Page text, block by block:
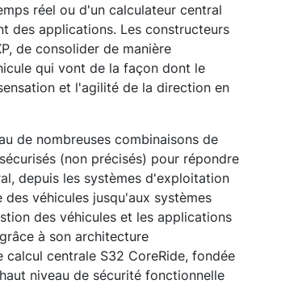
réel ou d'un calculateur central
des applications. Les constructeurs
de consolider de manière
qui vont de la façon dont le
et l'agilité de la direction en
de nombreuses combinaisons de
(non précisés) pour répondre
depuis les systèmes d'exploitation
véhicules jusqu'aux systèmes
des véhicules et les applications
à son architecture
centrale S32 CoreRide, fondée
niveau de sécurité fonctionnelle